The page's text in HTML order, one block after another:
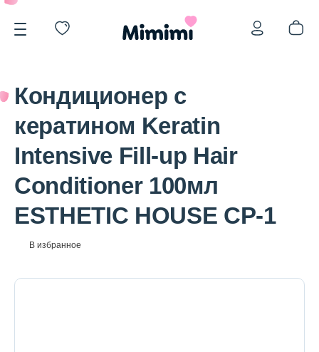
*OVERSTOCK -30%
Уход за лицом
Кондиционер с
кератином Keratin
Intensive Fill-up Hair
Conditioner 100мл
ESTHETIC HOUSE CP-1
В избранное